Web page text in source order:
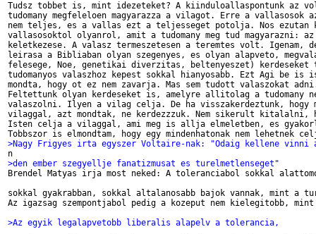
Tudsz tobbet is, mint idezeteket? A kiinduloallaspontunk az
tudomany megfeleloen magyarazza a vilagot. Erre a vallasosok
nem teljes, es a vallas ezt a teljesseget potolja. Nos ezutan
vallasosoktol olyanrol, amit a tudomany meg tud magyarazni:
keletkezese. A valasz termeszetesen a teremtes volt. Igenam,
leirasa a Bibliaban olyan szegenyes, es olyan alapveto,
felesege, Noe, genetikai diverzitas, beltenyeszet)
tudomanyos valaszhoz kepest sokkal hianyosabb. Ezt Agi be
mondta, hogy ot ez nem zavarja. Mas sem tudott valaszokat
Feltettunk olyan kerdeseket is, amelyre allitolag a tudomany
valaszolni. Ilyen a vilag celja. De ha visszakerdeztunk,
vilaggal, azt mondtak, ne kerdezzzuk. Nem sikerult kitalalni,
Isten celja a vilaggal, ami meg is allja elmeletben, es
>Nagy Frigyes irta egyszer Voltaire-nak: "Odaig kellene vinni
>den ember szegyellje fanatizmusat es turelmetlenseget"
Brendel Matyas irja most neked: A toleranciabol sokkal
sokkal gyakrabban, sokkal altalanosabb bajok vannak, mint a
Az igazsag szempontjabol pedig a kozeput nem kielegitobb,
>Az egyik legalapvetobb liberalis alapelv a tolerancia,